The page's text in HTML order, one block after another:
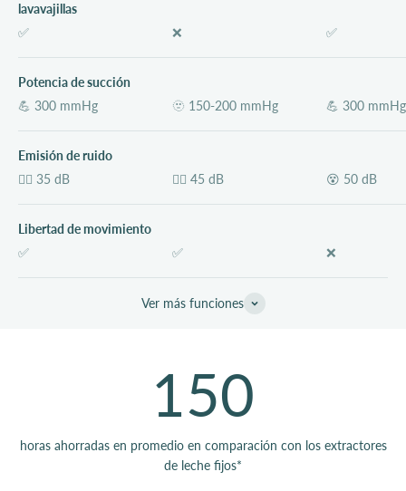
lavavajillas
✅
❌ ✅
Potencia de succión
💪 300 mmHg
🫥 150-200 mmHg 💪 300 mmHg
Emisión de ruido
💆‍♀️ 35 dB
😵‍💫 45 dB 😵 50 dB
Libertad de movimiento
✅
✅ ❌
Ver más funciones
150
horas ahorradas en promedio en comparación con los extractores
de leche fijos*